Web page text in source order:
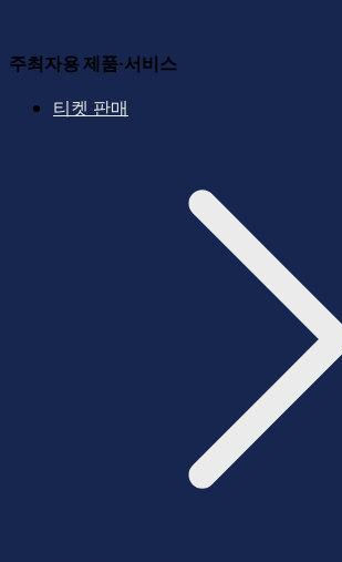
주최자용 제품·서비스
티켓 판매